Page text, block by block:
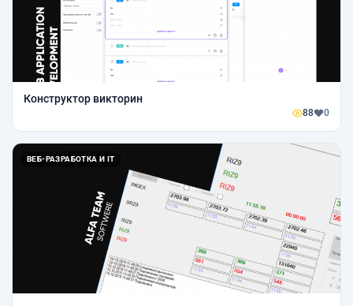
Конструктор викторин
88 0
ВЕБ-РАЗРАБОТКА И IT